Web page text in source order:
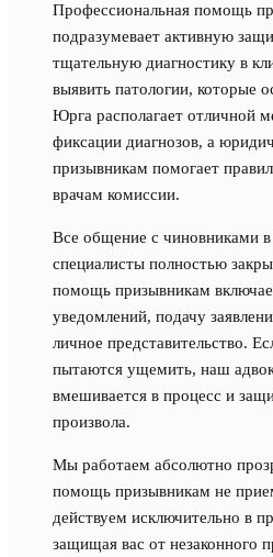
Профессиональная помощь
подразумевает активную
тщательную диагностику в
выявить патологии, которые
Юрга располагает отличной
фиксации диагнозов, а
призывникам помогает
врачам комиссии.
Все общение с чиновниками
специалисты полностью
помощь призывникам
уведомлений, подачу
личное представительство.
пытаются ущемить, наш
вмешивается в процесс и
произвола.
Мы работаем абсолютно
помощь призывникам не
действуем исключительно в
защищая вас от незаконного